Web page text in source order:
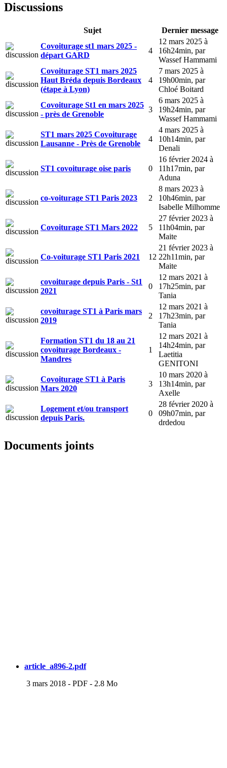
Discussions
Sujet
Dernier message
Covoiturage st1 mars 2025 -
départ GARD
4
12 mars 2025 à
16h24min, par
Wassef Hammami
Covoiturage ST1 mars 2025
Haut Bréda depuis Bordeaux
(étape à Lyon)
4
7 mars 2025 à
19h00min, par
Chloé Boitard
Covoiturage St1 en mars 2025
- près de Grenoble
3
6 mars 2025 à
19h24min, par
Wassef Hammami
ST1 mars 2025 Covoiturage
Lausanne - Près de Grenoble
4
4 mars 2025 à
10h14min, par
Denali
ST1 covoiturage oise paris 0
16 février 2024 à
11h17min, par
Aduna
co-voiturage ST1 Paris 2023 2
8 mars 2023 à
10h46min, par
Isabelle Milhomme
Covoiturage ST1 Mars 2022 5
27 février 2023 à
11h04min, par
Maite
Co-voiturage ST1 Paris 2021 12
21 février 2023 à
22h11min, par
Maite
covoiturage depuis Paris - St1
2021
0
12 mars 2021 à
17h25min, par
Tania
covoiturage ST1 à Paris mars
2019
2
12 mars 2021 à
17h23min, par
Tania
Formation ST1 du 18 au 21
covoiturage Bordeaux -
Mandres
1
12 mars 2021 à
14h24min, par
Laetitia
GENITONI
Covoiturage ST1 à Paris
Mars 2020
3
10 mars 2020 à
13h14min, par
Axelle
Logement et/ou transport
depuis Paris.
0
28 février 2020 à
09h07min, par
drdedou
Documents joints
article_a896-2.pdf
3 mars 2018 - PDF - 2.8 Mo